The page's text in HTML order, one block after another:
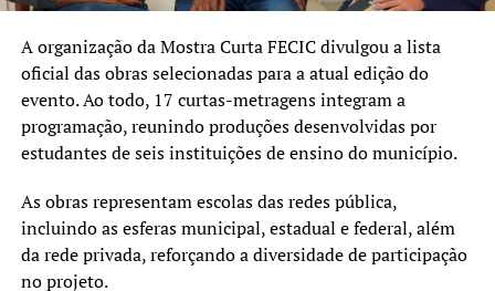
todos os bairros.”
Para o secretário Rodrigo Feijó, da pasta de
Desenvolvimento Econômico e Inovação, o resultado da
estreia confirma o propósito do projeto.
“Ver a comunidade reunida
e as crianças felizes nos
mostra que estamos no
A organização da Mostra Curta FECIC divulgou a lista
oficial das obras selecionadas para a atual edição do
evento. Ao todo, 17 curtas-metragens integram a
programação, reunindo produções desenvolvidas por
estudantes de seis instituições de ensino do município.
As obras representam escolas das redes pública,
incluindo as esferas municipal, estadual e federal, além
da rede privada, reforçando a diversidade de participação
no projeto.